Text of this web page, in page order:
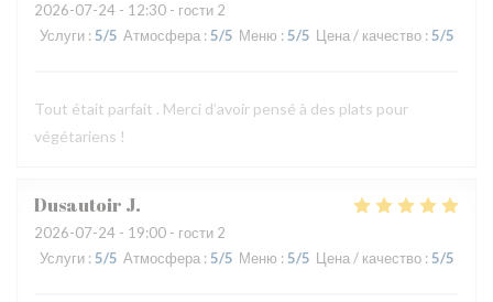
2026-07-24 - 12:30 - гости 2
Услуги : 5/5 Атмосфера : 5/5 Меню : 5/5 Цена / качество : 5/5
Tout était parfait . Merci d’avoir pensé à des plats pour
végétariens !
Dusautoir J
2026-07-24 - 19:00 - гости 2
Услуги : 5/5 Атмосфера : 5/5 Меню : 5/5 Цена / качество : 5/5